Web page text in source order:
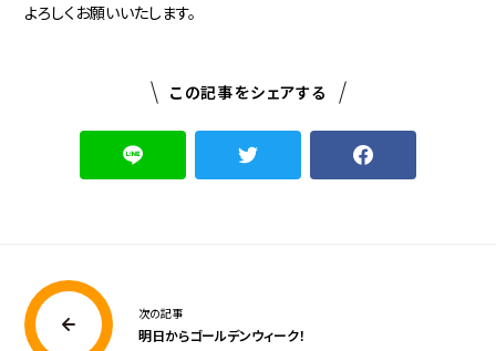
よろしくお願いいたします。
この記事をシェアする
次の記事
明日からゴールデンウィーク！